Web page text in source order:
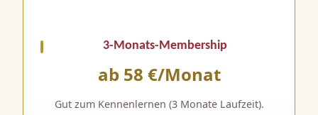
3-Monats-Membership
ab 58 €/Monat
Gut zum Kennenlernen (3 Monate Laufzeit).